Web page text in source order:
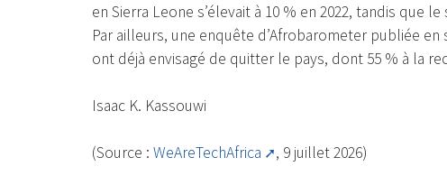
en Sierra Leone s’élevait à 10 % en 2022, tandis
Par ailleurs, une enquête d’Afrobarometer publiée
ont déjà envisagé de quitter le pays, dont 55 % à la
Isaac K. Kassouwi
(Source : WeAreTechAfrica , 9 juillet 2026)